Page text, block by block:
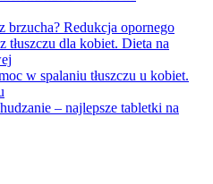
brzucha? Redukcja opornego
tłuszczu dla kobiet. Dieta na
w spalaniu tłuszczu u kobiet.
– najlepsze tabletki na